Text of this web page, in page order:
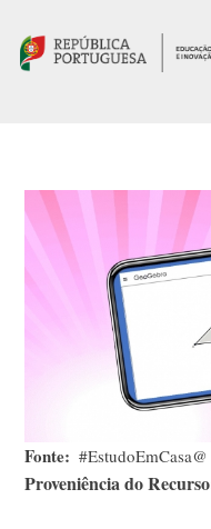
Fonte #EstudoEmCasa@
Proveniência do Recurso